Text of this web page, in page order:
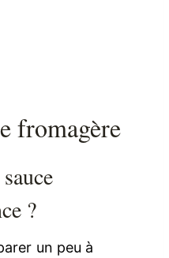
fromagère
?
un peu à